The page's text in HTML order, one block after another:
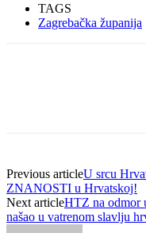
TAGS
Zagrebačka županija
Previous articleU srcu
ZNANOSTI u Hrvatskoj!
Next articleHTZ na odmor
našao u vatrenom slavlju